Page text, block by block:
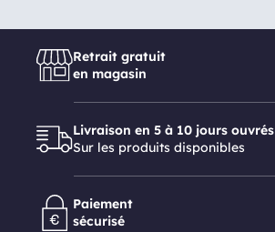
Retrait gratuit
en magasin
Livraison en 5 à 10 jours ouvrés
Sur les produits disponibles
Paiement
sécurisé